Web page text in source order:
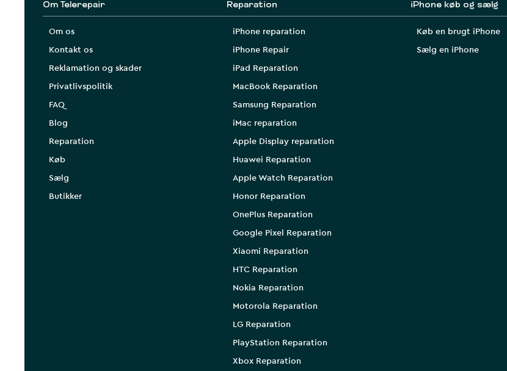
Om Telerepair
Om os
Kontakt os
Reklamation og skader
Privatlivspolitik
FAQ
Blog
Reparation
Køb
Sælg
Butikker
Reparation
iPhone reparation
iPhone Repair
iPad Reparation
MacBook Reparation
Samsung Reparation
iMac reparation
Apple Display reparation
Huawei Reparation
Apple Watch Reparation
Honor Reparation
OnePlus Reparation
Google Pixel Reparation
Xiaomi Reparation
HTC Reparation
Nokia Reparation
Motorola Reparation
LG Reparation
PlayStation Reparation
Xbox Reparation
iPhone køb og sælg
Køb en brugt iPhone
Sælg en iPhone